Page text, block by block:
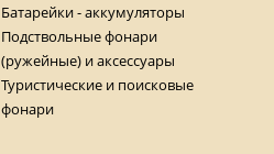
Батарейки - аккумуляторы
Подствольные фонари
(ружейные) и аксессуары
Туристические и поисковые
фонари